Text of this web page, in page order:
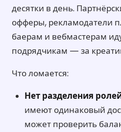
десятки в день.
офферы, рекламодатели
баерам и вебмастерам
подрядчикам — за
Что ломается:
Нет разделения
имеют одинаковый
может проверить